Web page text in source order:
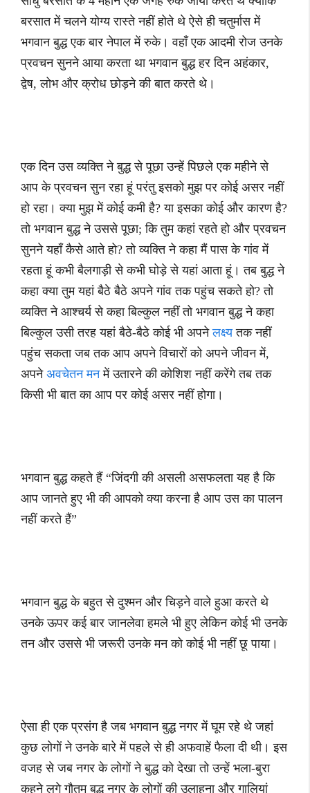
बरसात में चलने योग्य रास्ते नहीं होते थे ऐसे ही चतुर्मास में
भगवान बुद्ध एक बार नेपाल में रुके। वहाँ एक आदमी रोज उनके
प्रवचन सुनने आया करता था भगवान बुद्ध हर दिन अहंकार,
द्वेष, लोभ और क्रोध छोड़ने की बात करते थे।
एक दिन उस व्यक्ति ने बुद्ध से पूछा उन्हें पिछले एक महीने से
आप के प्रवचन सुन रहा हूं परंतु इसको मुझ पर कोई असर नहीं
हो रहा। क्या मुझ में कोई कमी है? या इसका कोई और कारण है?
तो भगवान बुद्ध ने उससे पूछा; कि तुम कहां रहते हो और प्रवचन
सुनने यहाँ कैसे आते हो? तो व्यक्ति ने कहा मैं पास के गांव में
रहता हूं कभी बैलगाड़ी से कभी घोड़े से यहां आता हूं। तब बुद्ध ने
कहा क्या तुम यहां बैठे बैठे अपने गांव तक पहुंच सकते हो? तो
व्यक्ति ने आश्चर्य से कहा बिल्कुल नहीं तो भगवान बुद्ध ने कहा
बिल्कुल उसी तरह यहां बैठे-बैठे कोई भी अपनेलक्ष्यतक नहीं
पहुंच सकता जब तक आप अपने विचारों को अपने जीवन में,
अपने अवचेतन मनमें उतारने की कोशिश नहीं करेंगे तब तक
किसी भी बात का आप पर कोई असर नहीं होगा।
भगवान बुद्ध कहते हैं “जिंदगी की असली असफलता यह है कि
आप जानते हुए भी की आपको क्या करना है आप उस का पालन
नहीं करते हैं”
भगवान बुद्ध के बहुत से दुश्मन और चिड़ने वाले हुआ करते थे
उनके ऊपर कई बार जानलेवा हमले भी हुए लेकिन कोई भी उनके
तन और उससे भी जरूरी उनके मन को कोई भी नहीं छू पाया।
ऐसा ही एक प्रसंग है जब भगवान बुद्ध नगर में घूम रहे थे जहां
कुछ लोगों ने उनके बारे में पहले से ही अफवाहें फैला दी थी। इस
वजह से जब नगर के लोगों ने बुद्ध को देखा तो उन्हें भला-बुरा
कहने लगे गौतम बुद्ध नगर के लोगों की उलाहना और गालियां